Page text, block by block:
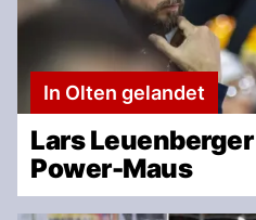
In Olten gelandet
Lars
Power-Maus